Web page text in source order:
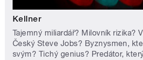
Kellner
Tajemný miliardář? Milovník rizika?
Český Steve Jobs? Byznysmen,
svým? Tichý genius? Predátor,